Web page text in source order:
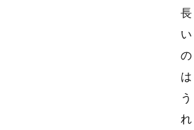
長
い
の
は
う
れ